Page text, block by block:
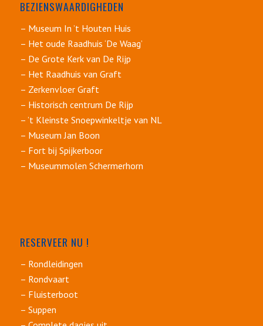
BEZIENSWAARDIGHEDEN
– Museum In ’t Houten Huis
– Het oude Raadhuis ‘De Waag’
– De Grote Kerk van De Rijp
– Het Raadhuis van Graft
– Zerkenvloer Graft
– Historisch centrum De Rijp
– ’t Kleinste Snoepwinkeltje van NL
– Museum Jan Boon
– Fort bij Spijkerboor
– Museummolen Schermerhorn
RESERVEER NU !
– Rondleidingen
– Rondvaart
– Fluisterboot
– Suppen